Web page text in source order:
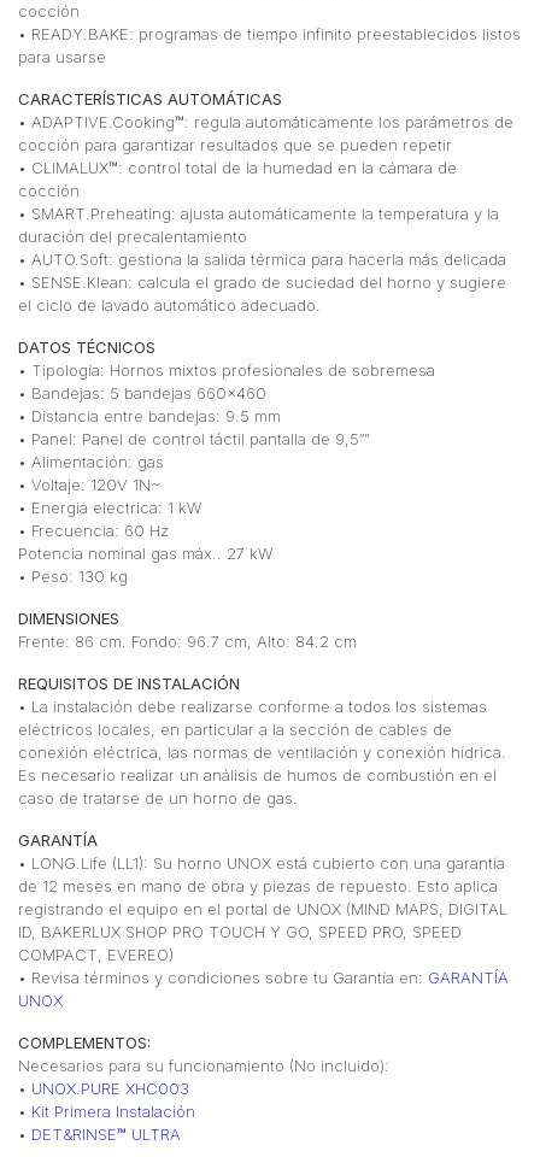
cocción
• READY.BAKE: programas de tiempo infinito preestablecidos listos
para usarse
CARACTERÍSTICAS AUTOMÁTICAS
• ADAPTIVE.Cooking™: regula automáticamente los parámetros de
cocción para garantizar resultados que se pueden repetir
• CLIMALUX™: control total de la humedad en la cámara de
cocción
• SMART.Preheating: ajusta automáticamente la temperatura y la
duración del precalentamiento
• AUTO.Soft: gestiona la salida térmica para hacerla más delicada
• SENSE.Klean: calcula el grado de suciedad del horno y sugiere
el ciclo de lavado automático adecuado.
DATOS TÉCNICOS
• Tipología: Hornos mixtos profesionales de sobremesa
• Bandejas: 5 bandejas 660×460
• Distancia entre bandejas: 9.5 mm
• Panel: Panel de control táctil pantalla de 9,5″”
• Alimentación: gas
• Voltaje: 120V 1N~
• Energia electrica: 1 kW
• Frecuencia: 60 Hz
Potencia nominal gas máx.. 27 kW
• Peso: 130 kg
DIMENSIONES
Frente: 86 cm. Fondo: 96.7 cm, Alto: 84.2 cm
REQUISITOS DE INSTALACIÓN
• La instalación debe realizarse conforme a todos los sistemas
eléctricos locales, en particular a la sección de cables de
conexión eléctrica, las normas de ventilación y conexión hídrica.
Es necesario realizar un análisis de humos de combustión en el
caso de tratarse de un horno de gas.
GARANTÍA
•⁠ ⁠LONG.Life (LL1): Su horno UNOX está cubierto con una garantía
de 12 meses en mano de obra y piezas de repuesto. Esto aplica
registrando el equipo en el portal de UNOX (MIND MAPS, DIGITAL
ID, BAKERLUX SHOP PRO TOUCH Y GO, SPEED PRO, SPEED
COMPACT, EVEREO)
•⁠ Revisa términos y condiciones sobre tu Garantía en: GARANTÍA
UNOX
COMPLEMENTOS:
Necesarios para su funcionamiento (No incluido):
• UNOX.PURE XHC003
• Kit Primera Instalación
• DET&RINSE™ ULTRA